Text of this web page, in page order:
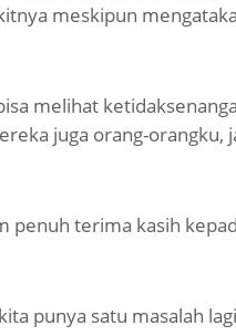
meskipun
melihat
juga orang-orangku,
penuh terima kasih
punya satu masalah